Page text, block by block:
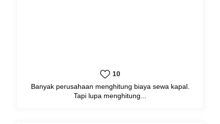
10
Banyak perusahaan menghitung biaya sewa kapal.
Tapi lupa menghitung...